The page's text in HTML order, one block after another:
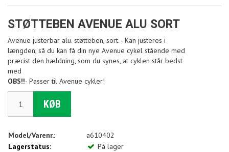
STØTTEBEN AVENUE ALU SORT
Avenue justerbar alu. støtteben, sort. - Kan justeres i
længden, så du kan få din nye Avenue cykel stående med
præcist den hældning, som du synes, at cyklen står bedst
med
OBS!!- Passer til Avenue cykler!
KØB
Model/Varenr.:
a610402
Lagerstatus:
På lager